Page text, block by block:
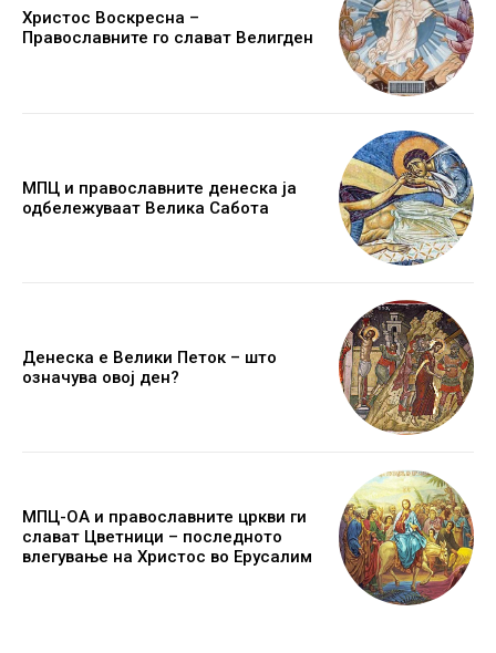
Христос Воскресна –
Православните го слават Велигден
МПЦ и православните денеска ја
одбележуваат Велика Сабота
Денеска е Велики Петок – што
означува овој ден?
МПЦ-ОА и православните цркви ги
слават Цветници – последното
влегување на Христос во Ерусалим